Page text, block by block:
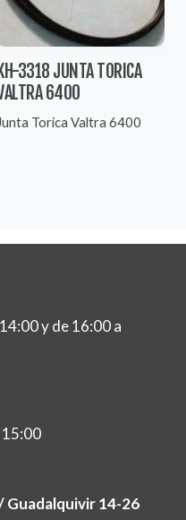
KH-3318 JUNTA TORICA
6400
Junta Torica Valtra 6400
y de 16:00 a
15:00
Guadalquivir 14-26